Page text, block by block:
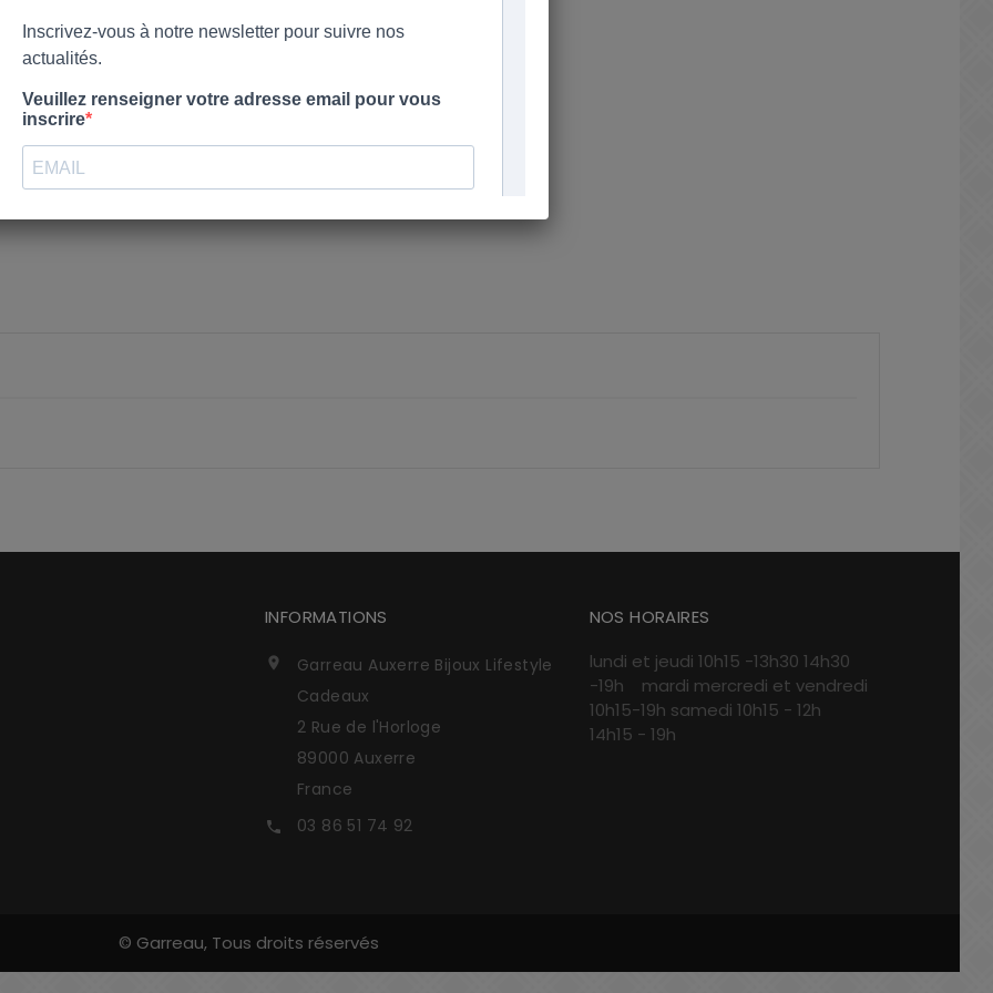
Créer une nouvelle liste
Annuler Créer une liste d'envies
Annuler
INFORMATIONS

Garreau Auxerre Bijoux Lifestyle
Cadeaux
2 Rue de l'Horloge
89000 Auxerre
France
 03 86 51 74 92
NOS HORAIRES
lundi et jeudi 10h15 -13h30 14h30
-19h mardi mercredi et vendredi
10h15-19h samedi 10h15 - 12h
14h15 - 19h
© Garreau, Tous droits réservés